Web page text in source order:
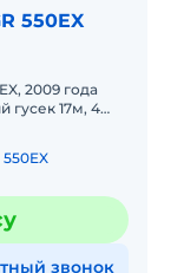
550EX
2009 года
гусек 17м, 4
звонок